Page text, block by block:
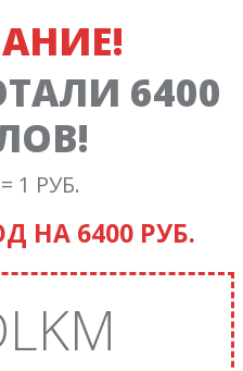
6400
1 РУБ.
НА 6400 РУБ.